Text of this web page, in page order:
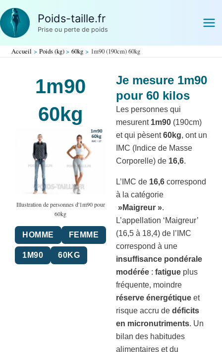
Aller
au
contenu
Poids-taille.fr
Prise ou perte de poids
Accueil Poids (kg) 60kg 1m90 (190cm) 60kg
1m90
60kg
Illustration de personnes d'1m90 pour
60kg
HOMME FEMME
1M90 60KG
Je mesure 1m90
pour 60 kilos
Les personnes qui
mesurent 1m90 (190cm)
et qui pèsent60kg, ont un
IMC (Indice de Masse
Corporelle) de 16,6.
L’IMC de 16,6 correspond
à la catégorie
»Maigreur ».
L’appellation ‘Maigreur’
(16,5 à 18,4) de l’IMC
correspond à une
insuffisance pondérale
modérée : fatigue plus
fréquente, moindre
réserve énergétique et
risque accru de déficits
en micronutriments. Un
bilan des habitudes
alimentaires et du